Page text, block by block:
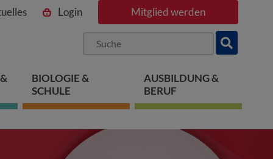
Login Mitglied werden
BIOLOGIE &
SCHULE
AUSBILDUNG &
BERUF